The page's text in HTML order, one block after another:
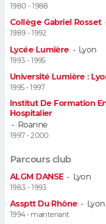
Alimentation
Guide de la santé
Maladies
Médicaments
Sommeil
VOYAGE
PHOTO
CARTE DE VOEUX
Carte de Noël
Carte Bonne année
Carte Saint-Valentin
Carte Pâques
Carte d'anniversaire
DICTIONNAIRE
Dictionnaire
Biographies
Citations
Expressions
Proverbes
PROGRAMME TV
COPAINS D'AVANT
S'inscrire
Se connecter
Lycées
Collèges
Primaires
Universités
Entreprises
Service militaire
Avis de recherche
AVIS DE DÉCÈS
1980 - 1988
Collège Gabriel Rosset
1989 - 1992
Lycée Lumière - Lyon
1993 - 1995
Université Lumière :
1995 - 1997
Institut De Formation
Hospitalier
- Roanne
1997 - 2000
Parcours club
ALGM DANSE- Lyon
1983 - 1993
Assptt Du Rhône - Lyon
1994 - maintenant